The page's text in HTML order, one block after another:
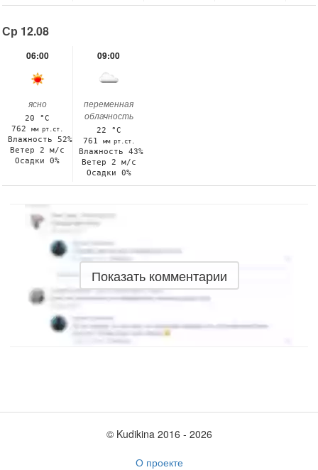
Ср 12.08
06:00
ясно
20 °C
762 мм рт.ст.
Влажность 52%
Ветер 2 м/с
Осадки 0%
09:00
переменная
облачность
22 °C
761
мм рт.ст.
Влажность 43%
Ветер 2 м/с
Осадки 0%
Показать комментарии
© Kudikina 2016 ‐ 2026
О проекте